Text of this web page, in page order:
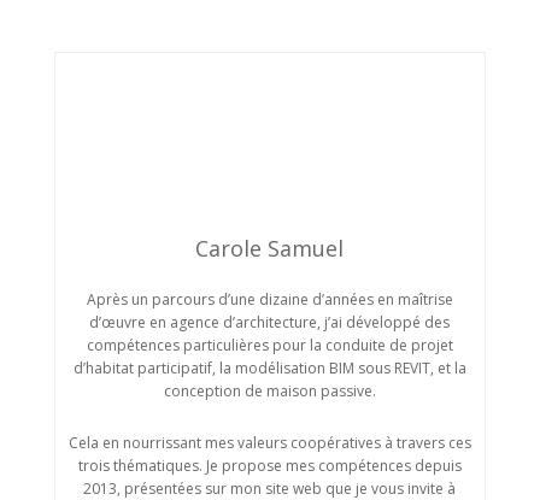
Carole Samuel
Après un parcours d’une dizaine d’années en maîtrise
d’œuvre en agence d’architecture, j’ai développé des
compétences particulières pour la conduite de projet
d’habitat participatif, la modélisation BIM sous REVIT, et la
conception de maison passive.
Cela en nourrissant mes valeurs coopératives à travers ces
trois thématiques. Je propose mes compétences depuis
2013, présentées sur mon site web que je vous invite à